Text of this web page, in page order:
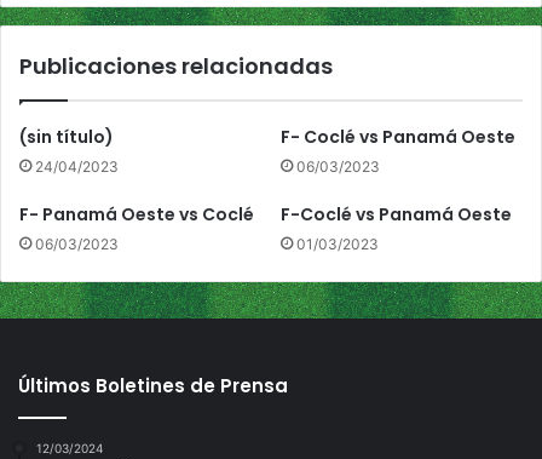
a
a
i
r
q
u
Publicaciones relacionadas
(sin título)
24/04/2023
F- Coclé vs Panamá Oeste
06/03/2023
F- Panamá Oeste vs Coclé
06/03/2023
F-Coclé vs Panamá Oeste
01/03/2023
Últimos Boletines de Prensa
12/03/2024